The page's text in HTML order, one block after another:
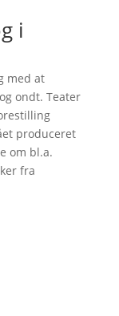
i
med at
ondt. Teater
produceret
om bl.a.
fra